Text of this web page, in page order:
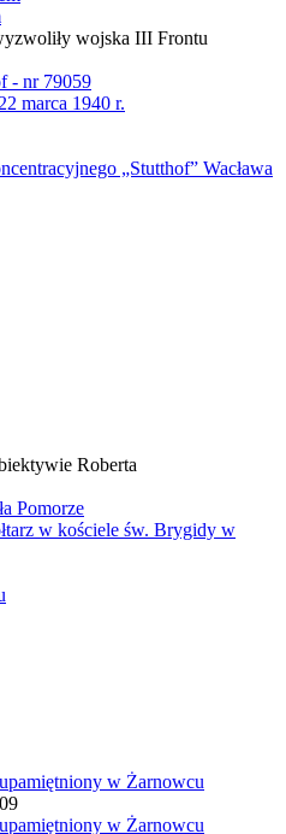
wojska III Frontu
- nr 79059
marca 1940 r.
„Stutthof” Wacława
Roberta
Pomorze
w kościele św. Brygidy w